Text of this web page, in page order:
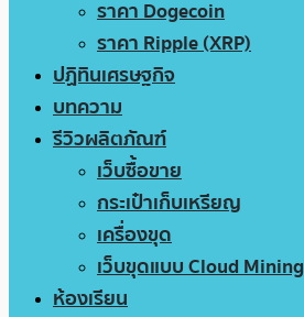
ราคา Dogecoin
ราคา Ripple (XRP)
ปฏิทินเศรษฐกิจ
บทความ
รีวิวผลิตภัณฑ์
เว็บซื้อขาย
กระเป๋าเก็บเหรียญ
เครื่องขุด
เว็บขุดแบบ Cloud Mining
ห้องเรียน